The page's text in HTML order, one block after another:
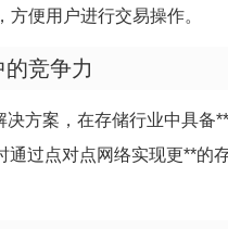
便用户进行交易操作。
竞争力
方案，在存储行业中具
通过点对点网络实现更**的